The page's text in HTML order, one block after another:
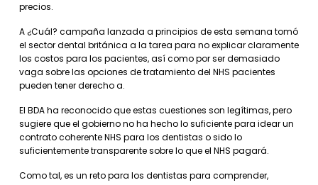
precios.
A ¿Cuál? campaña lanzada a principios de esta semana tomó
el sector dental británica a la tarea para no explicar claramente
los costos para los pacientes, así como por ser demasiado
vaga sobre las opciones de tratamiento del NHS pacientes
pueden tener derecho a.
El BDA ha reconocido que estas cuestiones son legítimas, pero
sugiere que el gobierno no ha hecho lo suficiente para idear un
contrato coherente NHS para los dentistas o sido lo
suficientemente transparente sobre lo que el NHS pagará.
Como tal, es un reto para los dentistas para comprender,